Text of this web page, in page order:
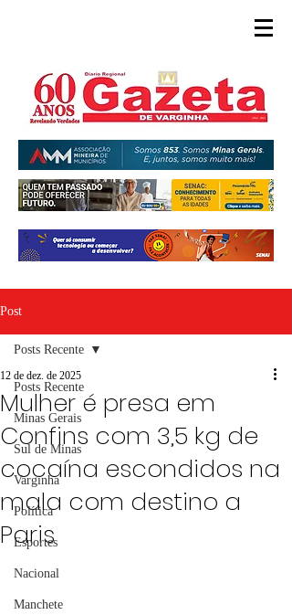
Post
Posts Recente
Minas Gerais
Sul de Minas
Varginha
Política
Esportes
Nacional
Manchete
Posts Recente
Mulher é presa em
Confins com 3,5 kg de
cocaína escondidos na
mala com destino a
Paris
12 de dez. de 2025